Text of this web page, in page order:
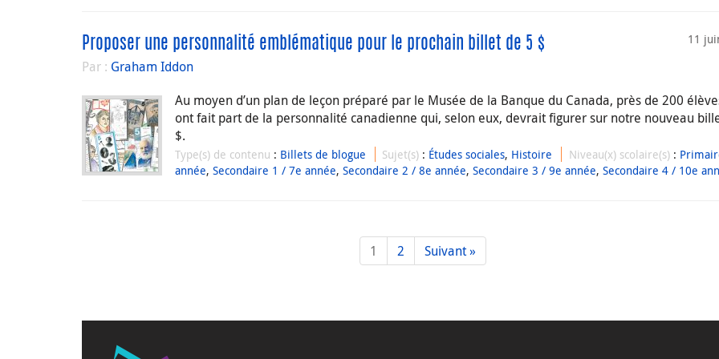
11
Proposer une personnalité emblématique pour le prochain billet de 5 $
Par : Graham Iddon
Au moyen d’un plan de leçon préparé par le Musée de la Banque du Canada, près de 200
ont fait part de la personnalité canadienne qui, selon eux, devrait figurer sur notre nouveau
$.
Type(s) de contenu : Billets de blogue Sujet(s) : Études sociales, Histoire Niveau(x) scolaire(s) :
année, Secondaire 1 / 7e année, Secondaire 2 / 8e année, Secondaire 3 / 9e année, Secondaire 4 / 10e
1 2 Suivant »